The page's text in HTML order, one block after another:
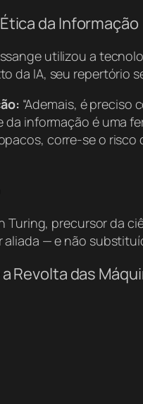
da Informação
utilizou a
da IA, seu repertório
“Ademais, é
informação é uma
corre-se o
Turing, precursor da
aliada — e não
Revolta das